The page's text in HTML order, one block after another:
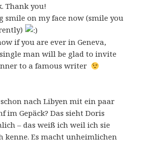
Thank you!
smile on my face now (smile you
if you are ever in Geneva,
man will be glad to invite
to a famous writer
nach Libyen mit ein paar
im Gepäck? Das sieht Doris
– das weiß ich weil ich sie
kenne. Es macht unheimlichen